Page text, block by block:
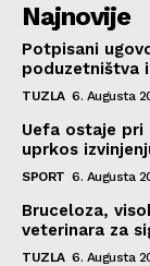
Najnovije
Potpisani
poduzetništva
TUZLA 6. Augusta
Uefa ostaje
uprkos
SPORT 6. Augusta
Bruceloza,
veterinara za
TUZLA 6. Augusta